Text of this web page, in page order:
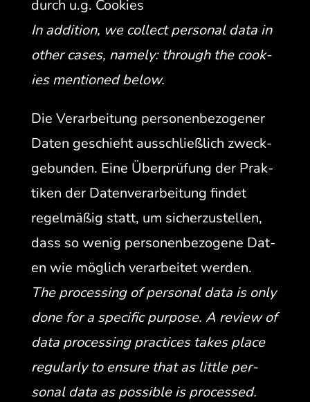
durch u.g. Cook­ies
In addi­tion, we col­lect per­son­al data in
oth­er cas­es, name­ly: through the cook­
ies men­tioned below.
Die Ver­ar­beitung per­so­n­en­be­zo­gen­er
Dat­en geschieht auss­chließlich zweck­
ge­bun­den. Eine Über­prü­fung der Prak­
tiken der Daten­ver­ar­beitung find­et
regelmäßig statt, um sicherzustellen,
dass so wenig per­so­n­en­be­zo­gene Dat­
en wie möglich ver­ar­beit­et wer­den.
The pro­cess­ing of per­son­al data is only
done for a spe­cif­ic pur­pose. A review of
data pro­cess­ing prac­tices takes place
reg­u­lar­ly to ensure that as lit­tle per­
son­al data as pos­si­ble is processed.